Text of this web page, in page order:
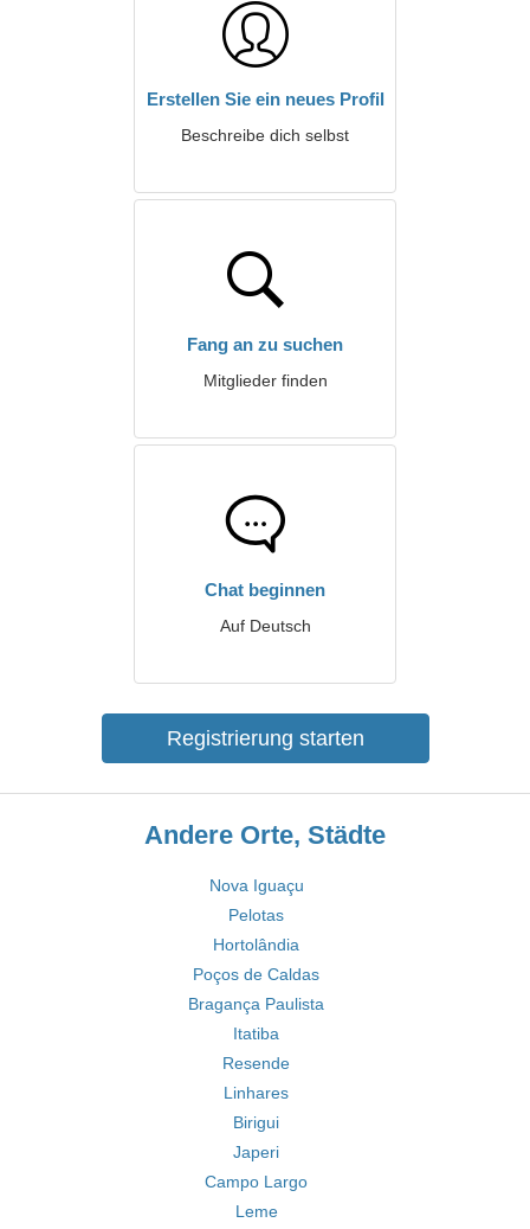
Erstellen Sie ein neues Profil
Beschreibe dich selbst
Fang an zu suchen
Mitglieder finden
Chat beginnen
Auf Deutsch
Registrierung starten
Andere Orte, Städte
Nova Iguaçu
Pelotas
Hortolândia
Poços de Caldas
Bragança Paulista
Itatiba
Resende
Linhares
Birigui
Japeri
Campo Largo
Leme